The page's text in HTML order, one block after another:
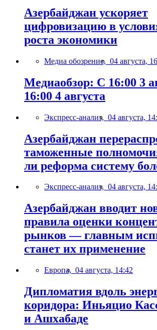
Азербайджан ускоряет
цифровизацию в
роста экономики
Медиа обозрение, 04 августа,
Медиаобзор: С 16:00 3
16:00 4 августа
Экспресс-анализ, 04 августа,
Азербайджан
таможенные
ли реформа систему
Экспресс-анализ, 04 августа,
Азербайджан вводит
правила оценки
рынков — главным
станет их применение
Европа, 04 августа, 14:42
Дипломатия вдоль
коридора: Иньяцио
и Ашхабаде